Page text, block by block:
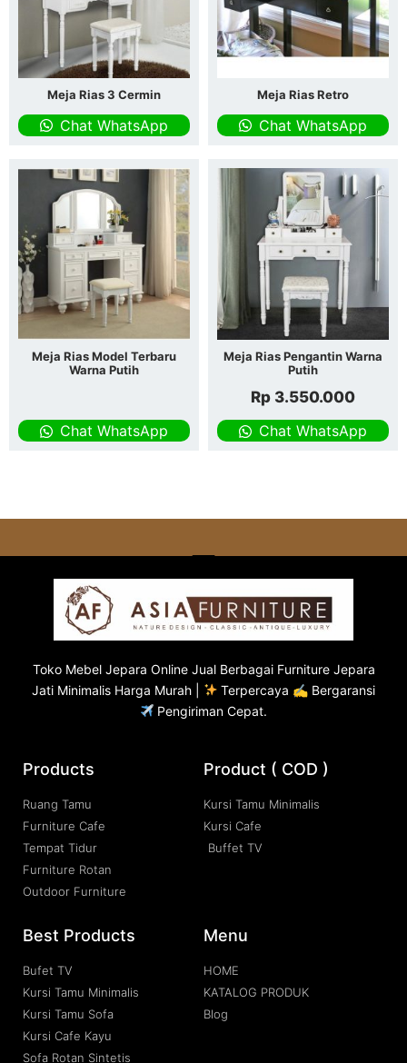
Meja Rias 3 Cermin
Chat WhatsApp
Meja Rias Retro
Chat WhatsApp
Meja Rias Model Terbaru
Warna Putih
Chat WhatsApp
Meja Rias Pengantin Warna
Putih
Rp 3.550.000
Chat WhatsApp
Toko Mebel Jepara Online Jual Berbagai Furniture Jepara
Jati Minimalis Harga Murah |
Terpercaya ✍ Bergaransi
Pengiriman Cepat.
Products
Ruang Tamu
Furniture Cafe
Tempat Tidur
Furniture Rotan
Outdoor Furniture
Product ( COD )
Kursi Tamu Minimalis
Kursi Cafe
Buffet TV
Best Products
Bufet TV
Kursi Tamu Minimalis
Kursi Tamu Sofa
Kursi Cafe Kayu
Sofa Rotan Sintetis
Menu
HOME
KATALOG PRODUK
Blog